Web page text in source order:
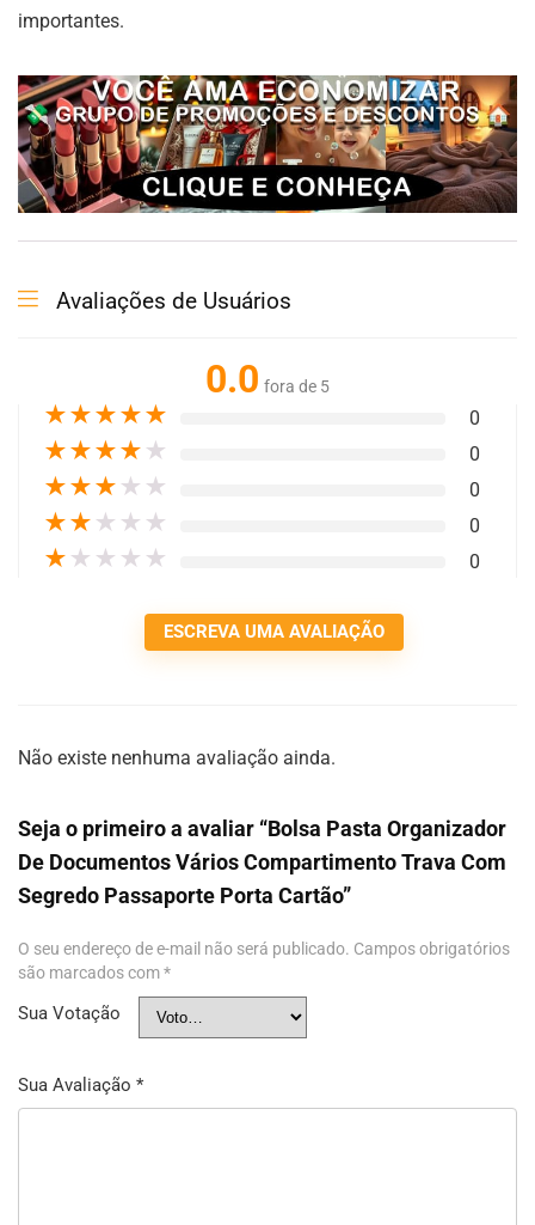
importantes.
Avaliações de Usuários
0.0 fora de 5
★★★★★ 0
★★★★ ★ 0
★★★ ★ ★ 0
★★ ★ ★ ★ 0
★ ★ ★ ★ ★ 0
ESCREVA UMA AVALIAÇÃO
Não existe nenhuma avaliação ainda.
Seja o primeiro a avaliar “Bolsa Pasta Organizador
De Documentos Vários Compartimento Trava Com
Segredo Passaporte Porta Cartão”
O seu endereço de e-mail não será publicado. Campos obrigatórios
são marcados com*
Sua Votação
Sua Avaliação *